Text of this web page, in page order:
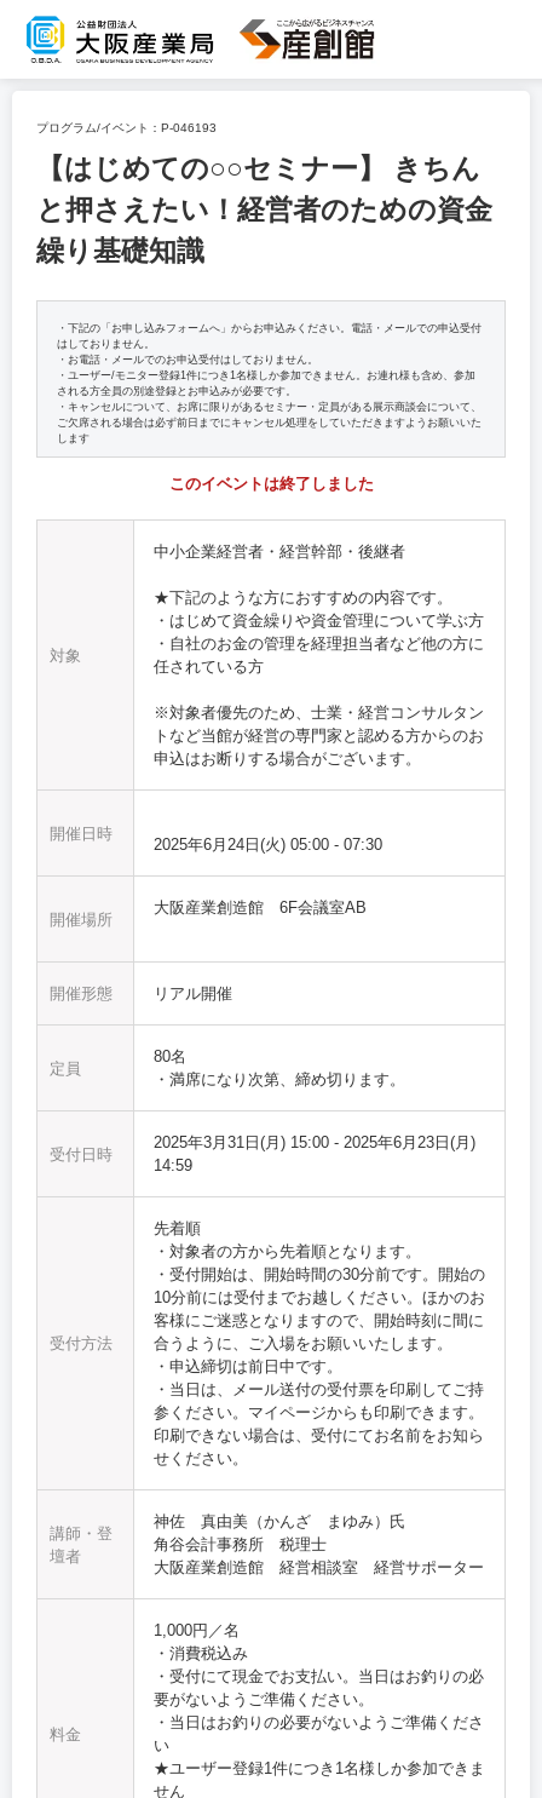
プログラム/イベント： P-046193
【はじめての○○セミナー】 きちん
と押さえたい！経営者のための資金
繰り基礎知識
・下記の「お申し込みフォームへ」からお申込みください。電話・メールでの申込受付
はしておりません。
・お電話・メールでのお申込受付はしておりません。
・ユーザー/モニター登録1件につき1名様しか参加できません。お連れ様も含め、参加
される方全員の別途登録とお申込みが必要です。
・キャンセルについて、お席に限りがあるセミナー・定員がある展示商談会について、
ご欠席される場合は必ず前日までにキャンセル処理をしていただきますようお願いいた
します
このイベントは終了しました
対象
中小企業経営者・経営幹部・後継者
★下記のような方におすすめの内容です。
・はじめて資金繰りや資金管理について学ぶ方
・自社のお金の管理を経理担当者など他の方に
任されている方
※対象者優先のため、士業・経営コンサルタン
トなど当館が経営の専門家と認める方からのお
申込はお断りする場合がございます。
開催日時
2025年6月24日(火) 05:00 - 07:30
開催場所
大阪産業創造館 6F会議室AB
開催形態 リアル開催
定員
80名
・満席になり次第、締め切ります。
受付日時
2025年3月31日(月) 15:00 - 2025年6月23日(月)
14:59
受付方法
先着順
・対象者の方から先着順となります。
・受付開始は、開始時間の30分前です。開始の
10分前には受付までお越しください。ほかのお
客様にご迷惑となりますので、開始時刻に間に
合うように、ご入場をお願いいたします。
・申込締切は前日中です。
・当日は、メール送付の受付票を印刷してご持
参ください。マイページからも印刷できます。
印刷できない場合は、受付にてお名前をお知ら
せください。
講師・登
壇者
神佐 真由美（かんざ まゆみ）氏
角谷会計事務所 税理士
大阪産業創造館 経営相談室 経営サポーター
料金
1,000円／名
・消費税込み
・受付にて現金でお支払い。当日はお釣りの必
要がないようご準備ください。
・当日はお釣りの必要がないようご準備くださ
い
★ユーザー登録1件につき1名様しか参加できま
せん